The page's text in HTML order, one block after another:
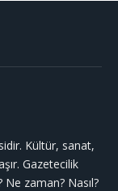
Kültür, sanat,
Gazetecilik
zaman? Nasıl?